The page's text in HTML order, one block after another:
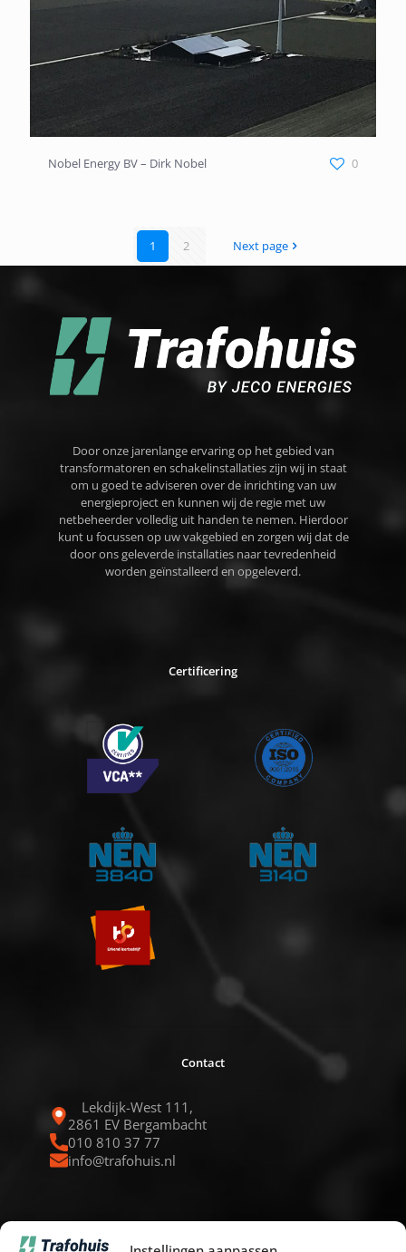
Nobel Energy BV – Dirk Nobel
Nobel Energy BV – Dirk Nobel 0
1 2 Next page
Door onze jarenlange ervaring op het gebied van
transformatoren en schakelinstallaties zijn wij in staat
om u goed te adviseren over de inrichting van uw
energieproject en kunnen wij de regie met uw
netbeheerder volledig uit handen te nemen. Hierdoor
kunt u focussen op uw vakgebied en zorgen wij dat de
door ons geleverde installaties naar tevredenheid
worden geïnstalleerd en opgeleverd.
Certificering
Contact
Lekdijk-West 111,
2861 EV Bergambacht
010 810 37 77
info@trafohuis.nl